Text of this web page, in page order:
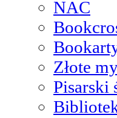
NAC
Złote
Pisarski